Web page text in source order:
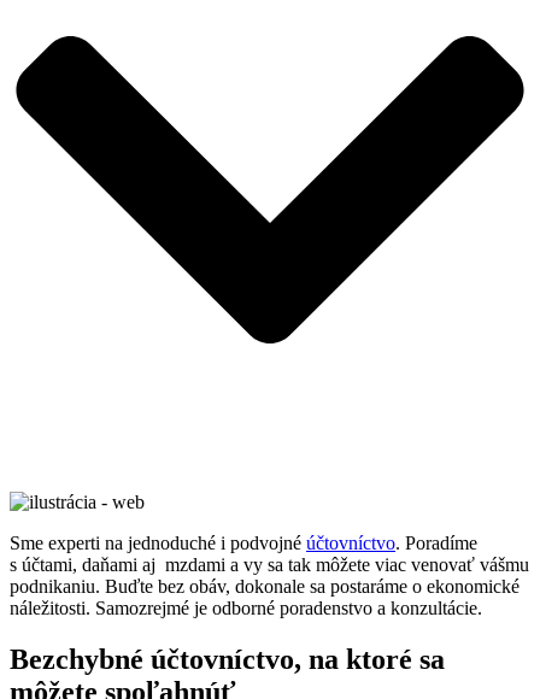
Sme experti na jednoduché i podvojné účtovníctvo. Poradíme
s účtami, daňami aj mzdami a vy sa tak môžete viac venovať vášmu
podnikaniu. Buďte bez obáv, dokonale sa postaráme o ekonomické
náležitosti. Samozrejmé je odborné poradenstvo a konzultácie.
Bezchybné účtovníctvo, na ktoré sa
môžete spoľahnúť